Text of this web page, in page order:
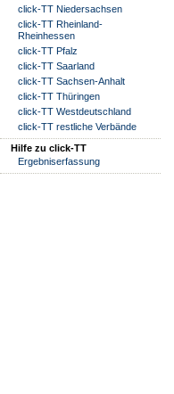
click-TT Niedersachsen
click-TT Rheinland-
Rheinhessen
click-TT Pfalz
click-TT Saarland
click-TT Sachsen-Anhalt
click-TT Thüringen
click-TT Westdeutschland
click-TT restliche Verbände
Hilfe zu click-TT
Ergebniserfassung